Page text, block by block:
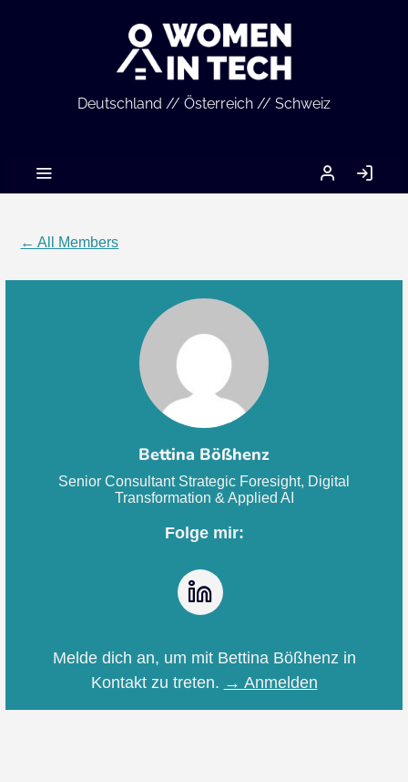
Deutschland // Österreich // Schweiz
MEIN
ACCOUNT
IN
← All Members
Bettina Bößhenz
Senior Consultant Strategic Foresight, Digital
Transformation & Applied AI
Folge mir:
Melde dich an, um mit Bettina Bößhenz in
Kontakt zu treten. → Anmelden